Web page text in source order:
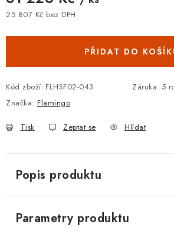
25 807 Kč bez DPH
PŘIDAT DO
Kód zboží: FLHSF02-043 Záruka: 5
Značka: Flamingo
Tisk Zeptat se Hlídat
Popis produktu
Parametry produktu